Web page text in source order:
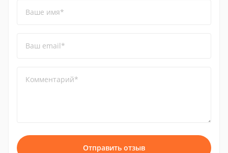
Ваше имя*
Ваш email*
Комментарий*
Отправить отзыв